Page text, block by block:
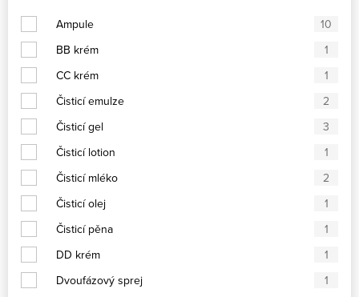
Ampule
10
BB krém
1
CC krém
1
Čisticí emulze
2
Čisticí gel
3
Čisticí lotion
1
Čisticí mléko
2
Čisticí olej
1
Čisticí pěna
1
DD krém
1
Dvoufázový sprej
1